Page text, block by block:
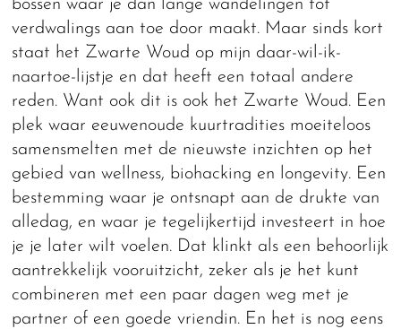
bossen waar je dan lange wandelingen tot
verdwalings aan toe door maakt. Maar sinds kort
staat het Zwarte Woud op mijn daar-wil-ik-
naartoe-lijstje en dat heeft een totaal andere
reden. Want ook dit is ook het Zwarte Woud. Een
plek waar eeuwenoude kuurtradities moeiteloos
samensmelten met de nieuwste inzichten op het
gebied van wellness, biohacking en longevity. Een
bestemming waar je ontsnapt aan de drukte van
alledag, en waar je tegelijkertijd investeert in hoe
je je later wilt voelen. Dat klinkt als een behoorlijk
aantrekkelijk vooruitzicht, zeker als je het kunt
combineren met een paar dagen weg met je
partner of een goede vriendin. En het is nog eens